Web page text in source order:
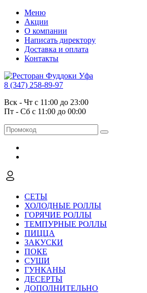
Меню
Акции
О компании
Написать директору
Доставка и оплата
Контакты
8 (347) 258-89-97
Вск - Чт с 11:00 до 23:00
Пт - Сб с 11:00 до 00:00
СЕТЫ
ХОЛОДНЫЕ РОЛЛЫ
ГОРЯЧИЕ РОЛЛЫ
ТЕМПУРНЫЕ РОЛЛЫ
ПИЦЦА
ЗАКУСКИ
ПОКЕ
СУШИ
ГУНКАНЫ
ДЕСЕРТЫ
ДОПОЛНИТЕЛЬНО